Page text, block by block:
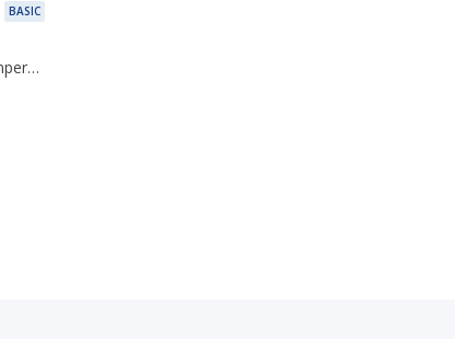
BASIC
Plapumă ce poate fi spălată la temperatură mare, cu umplutură din fibră goală spiralată, de poliester siliconizat, 1300 g. Țesătură catifelată din 100% microfibră de poliester. Temperatură spălare: 95°C. 200x220 cm